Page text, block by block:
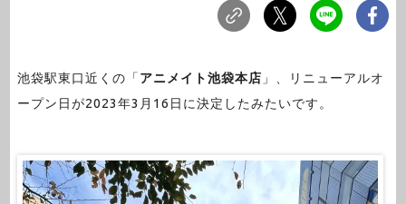
池袋駅東口近くの「 アニメイト池袋本店 」、リニューアルオ
ープン日が2023年3月16日に決定したみたいです。